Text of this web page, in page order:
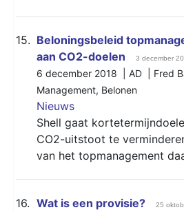
15. Beloningsbeleid
aan CO2-doelen
3 december
6 december 2018 | AD | Fred
Management, Belonen
Nieuws
Shell gaat
CO2-uitstoot te
van het topmanagement
16. Wat is een provisie? 25